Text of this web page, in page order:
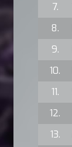
7.
8.
9.
10.
11.
12.
13.